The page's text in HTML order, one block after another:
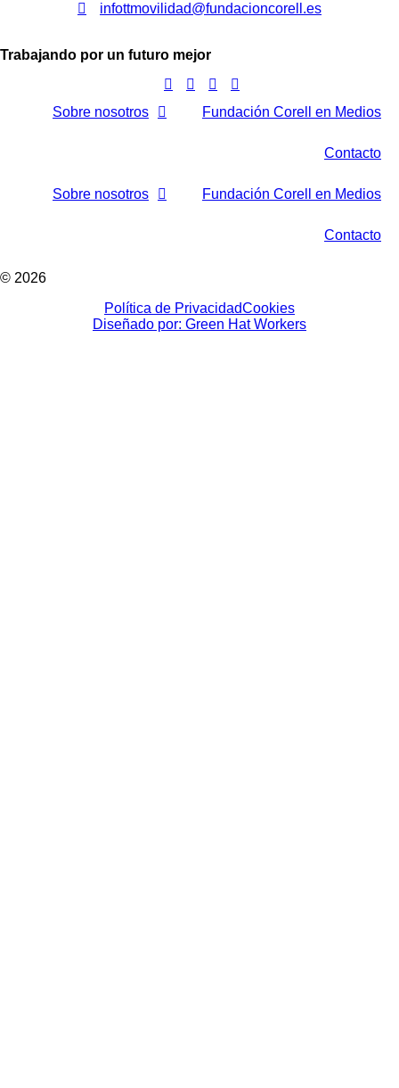
infottmovilidad@fundacioncorell.es
Trabajando por un futuro mejor
Sobre nosotros Fundación Corell en Medios
Contacto
Sobre nosotros Fundación Corell en Medios
Contacto
© 2026
Política de PrivacidadCookies
Diseñado por: Green Hat Workers